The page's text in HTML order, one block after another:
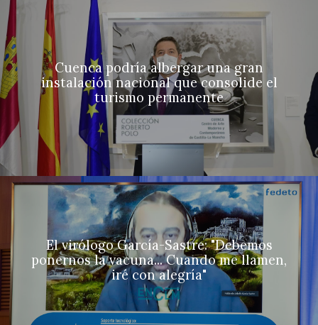
Cuenca podría albergar una gran
instalación nacional que consolide el
turismo permanente
El virólogo García-Sastre: "Debemos
ponernos la vacuna... Cuando me llamen,
iré con alegría"